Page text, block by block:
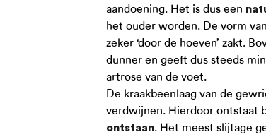
aandoening. Het is dus een
het ouder worden. De vorm
zeker ‘door de hoeven’ zakt.
dunner en geeft dus steeds
artrose van de voet.
De kraakbeenlaag van de
verdwijnen. Hierdoor ontstaat
ontstaan. Het meest slijtage